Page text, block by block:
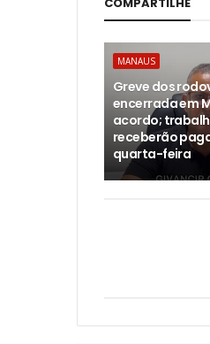
MANAUS
Greve dos
encerrada em
acordo;
receberão
quarta-feira